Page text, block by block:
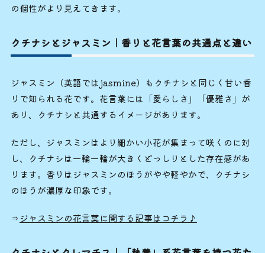
の個性がより見えてきます。
クチナシとジャスミン｜香りと花言葉の共通点と違い
ジャスミン（英語ではjasmine）もクチナシと同じく甘い香
りで知られる花です。花言葉には「愛らしさ」「優雅さ」が
あり、クチナシと共通するイメージがあります。
ただし、ジャスミンはより細かい小花が集まって咲くのに対
し、クチナシは一輪一輪が大きくどっしりとした存在感があ
ります。香りはジャスミンのほうがやや軽やかで、クチナシ
のほうが濃厚な印象です。
⇒ ジャスミンの花言葉に関する記事はコチラ♪